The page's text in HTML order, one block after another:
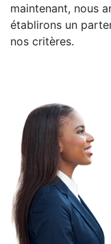
maintenant, nous
établirons un
nos critères.